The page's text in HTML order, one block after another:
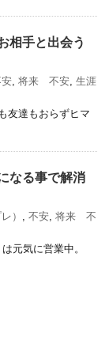
相手と出会う
, 将来 不安, 生涯
友達もおらずヒマ
なる事で解消
） , 不安, 将来 不
元気に営業中。